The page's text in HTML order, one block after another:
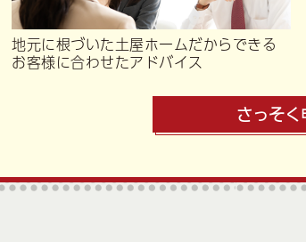
地元に根づいた土屋ホームだからできる
お客様に合わせたアドバイス
さっそく